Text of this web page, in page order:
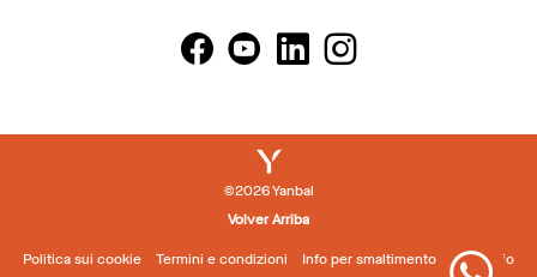
©2026 Yanbal
Volver Arriba
Politica sui cookie Termini e condizioni Info per smaltimento imballaggio